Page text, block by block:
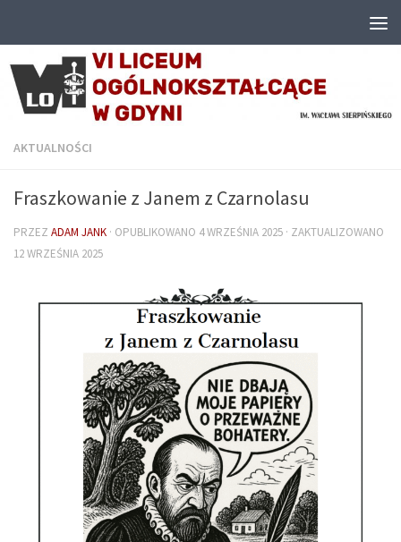
AKTUALNOŚCI
Fraszkowanie z Janem z Czarnolasu
PRZEZ ADAM JANK · OPUBLIKOWANO 4 WRZEŚNIA 2025 · ZAKTUALIZOWANO
12 WRZEŚNIA 2025